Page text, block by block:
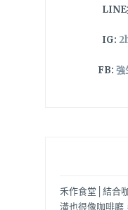
LINE搜尋
IG:
FB: 強
禾作食堂│結合
潢也很像咖啡廳